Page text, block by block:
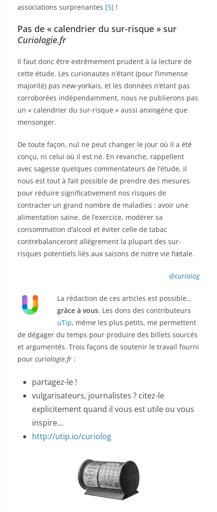
associations surprenantes [5] !
Pas de « calendrier du sur-risque » sur
Curiologie.fr
Il faut donc être extrêmement prudent à la lecture de
cette étude. Les curionautes n’étant (pour l’immense
majorité) pas new-yorkais, et les données n’étant pas
corroborées indépendamment, nous ne publierons pas
un « calendrier du sur-risque » aussi anxiogène que
mensonger.
De toute façon, nul ne peut changer le jour où il a été
conçu, ni celui où il est né. En revanche, rappellent
avec sagesse quelques commentateurs de l’étude, il
nous est tout à fait possible de prendre des mesures
pour réduire significativement nos risques de
contracter un grand nombre de maladies : avoir une
alimentation saine, de l’exercice, modérer sa
consommation d’alcool et éviter celle de tabac
contrebalanceront allégrement la plupart des sur-
risques potentiels liés aux saisons de notre vie fœtale.
@curiolog
La rédaction de ces articles est possible…
grâce à vous. Les dons des contributeurs
uTip, même les plus petits, me permettent
de dégager du temps pour produire des billets sourcés
et argumentés. Trois façons de soutenir le travail fourni
pour curiologie.fr :
partagez-le !
vulgarisateurs, journalistes ? citez-le
explicitement quand il vous est utile ou vous
inspire…
http://utip.io/curiolog